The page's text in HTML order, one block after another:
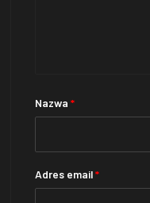
Nazwa*
Adres email*